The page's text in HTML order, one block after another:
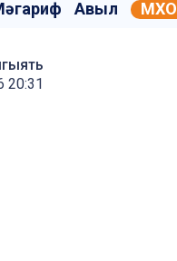
Авыл МХО
20:31